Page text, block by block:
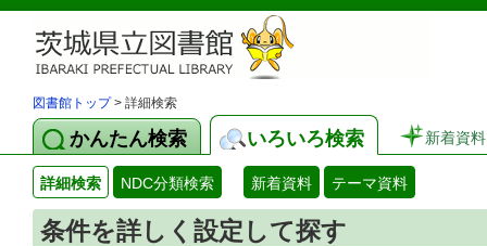
図書館トップ> 詳細検索
かんたん検索 いろいろ検索 新着資料
詳細検索 NDC分類検索 新着資料 テーマ資料
条件を詳しく設定して探す